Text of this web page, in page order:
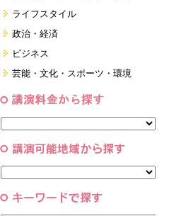
教員・保護者
すべて
就職サポートツール対策
面接・ディスカッション・マナー
対策
ライフスタイル
健康・美容・女性・食育
看護・介護・ボランティア
すべて
政治・経済
国際
日本
ビジネス
経営・マーケティング・ファイナ
ンス
コーチング・メンタルヘルス・人
芸能・文化・スポーツ・環境
スポーツ
すべて